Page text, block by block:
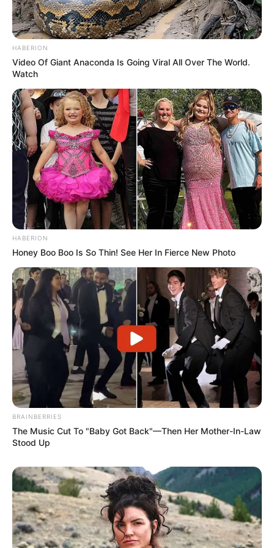
Antes dos macacos aparecerem,Lázaro não os buscou. Eles
simplesmente chegaram — e ficaram. Hoje, uma família completa
frequenta o sítio diariamente, há pelo menos quatro gerações de
-ad7
Eles recebem frutas e doces naturais
. Entram próximos à casa.
Interagem com os cães sem conflito. E, o que mais chama atenção
de quem assiste aos vídeos do canal Lazão Cascavel no YouTube:
distinguem com clareza quem é visitante de quem mora ali
Estranhos os deixam em alerta. Lázaro, não.
HABERION
Video Of Giant Anaconda Is Going Viral All Over The World.
Watch
HABERION
Honey Boo Boo Is So Thin! See Her In Fierce New Photo
BRAINBERRIES
The Music Cut To "Baby Got Back"—Then Her Mother-In-Law
Stood Up